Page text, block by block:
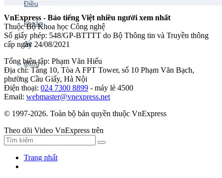
VnExpress - Báo tiếng Việt nhiều người xem nhất
Thuộc Bộ Khoa học Công nghệ
Số giấy phép: 548/GP-BTTTT do Bộ Thông tin và Truyền thông
cấp ngày 24/08/2021
Tổng biên tập: Phạm Văn Hiếu
Địa chỉ: Tầng 10, Tòa A FPT Tower, số 10 Phạm Văn Bạch,
phường Cầu Giấy, Hà Nội
Điện thoại: 024 7300 8899 - máy lẻ 4500
Email: webmaster@vnexpress.net
© 1997-2026. Toàn bộ bản quyền thuộc VnExpress
Theo dõi Video VnExpress trên
Trang nhất